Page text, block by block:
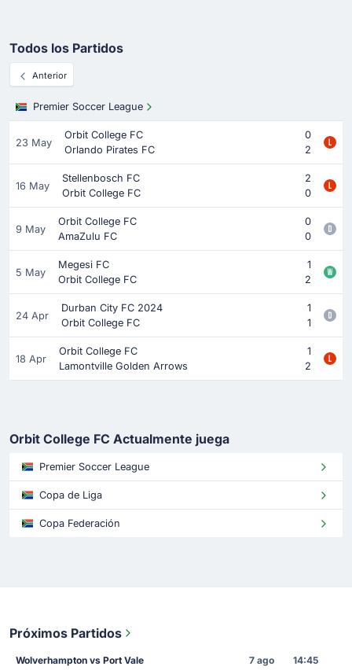
Todos los Partidos
Anterior
Premier Soccer League
23 May
Orbit College FC
0
Orlando Pirates FC
2
16 May
Stellenbosch FC
2
Orbit College FC
0
9 May
Orbit College FC
0
AmaZulu FC
0
5 May
Megesi FC
1
Orbit College FC
2
24 Apr
Durban City FC 2024
1
Orbit College FC
1
18 Apr
Orbit College FC
1
Lamontville Golden Arrows
2
Orbit College FC Actualmente juega
Premier Soccer League
Copa de Liga
Copa Federación
Próximos Partidos
Wolverhampton vs Port Vale 7 ago 14:45